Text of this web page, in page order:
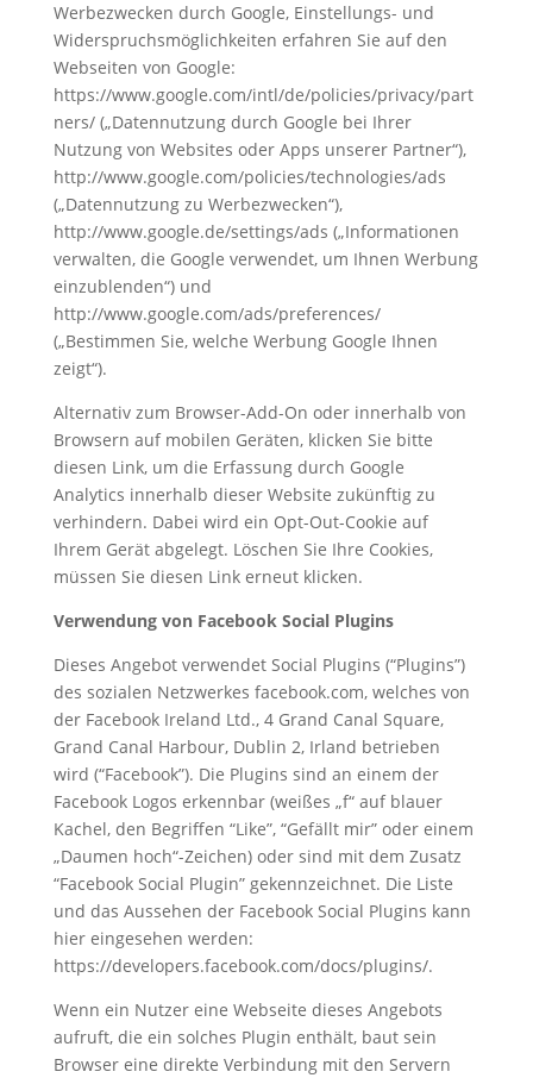
Werbezwecken durch Google, Einstellungs- und
Widerspruchsmöglichkeiten erfahren Sie auf den
Webseiten von Google:
https://www.google.com/intl/de/policies/privacy/part
ners/ („Datennutzung durch Google bei Ihrer
Nutzung von Websites oder Apps unserer Partner“),
http://www.google.com/policies/technologies/ads
(„Datennutzung zu Werbezwecken“),
http://www.google.de/settings/ads („Informationen
verwalten, die Google verwendet, um Ihnen Werbung
einzublenden“) und
http://www.google.com/ads/preferences/
(„Bestimmen Sie, welche Werbung Google Ihnen
zeigt“).
Alternativ zum Browser-Add-On oder innerhalb von
Browsern auf mobilen Geräten, klicken Sie bitte
diesen Link, um die Erfassung durch Google
Analytics innerhalb dieser Website zukünftig zu
verhindern. Dabei wird ein Opt-Out-Cookie auf
Ihrem Gerät abgelegt. Löschen Sie Ihre Cookies,
müssen Sie diesen Link erneut klicken.
Verwendung von Facebook Social Plugins
Dieses Angebot verwendet Social Plugins (“Plugins”)
des sozialen Netzwerkes facebook.com, welches von
der Facebook Ireland Ltd., 4 Grand Canal Square,
Grand Canal Harbour, Dublin 2, Irland betrieben
wird (“Facebook”). Die Plugins sind an einem der
Facebook Logos erkennbar (weißes „f“ auf blauer
Kachel, den Begriffen “Like”, “Gefällt mir” oder einem
„Daumen hoch“-Zeichen) oder sind mit dem Zusatz
“Facebook Social Plugin” gekennzeichnet. Die Liste
und das Aussehen der Facebook Social Plugins kann
hier eingesehen werden:
https://developers.facebook.com/docs/plugins/.
Wenn ein Nutzer eine Webseite dieses Angebots
aufruft, die ein solches Plugin enthält, baut sein
Browser eine direkte Verbindung mit den Servern